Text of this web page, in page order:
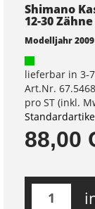
Shimano
12-30 Zähne
Modelljahr 2009
lieferbar in 3-
Art.Nr.
pro ST (inkl.
88,00